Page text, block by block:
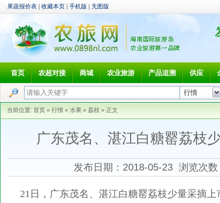
果蔬报价表 收藏本页 手机版 无图版
首页 农超对接 商城 农业旅游 产品追溯 供应
当前位置: 首页 » 行情 » 水果 » 荔枝 » 正文
广东茂名、湛江白糖罂荔枝
发布日期：2018-05-23 浏览次
21日，广东茂名、湛江白糖罂荔枝少量采摘上